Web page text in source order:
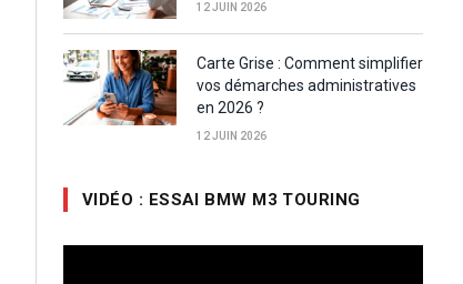
12 JUIN 2026
Carte Grise : Comment simplifier
vos démarches administratives
en 2026 ?
12 JUIN 2026
VIDÉO : ESSAI BMW M3 TOURING